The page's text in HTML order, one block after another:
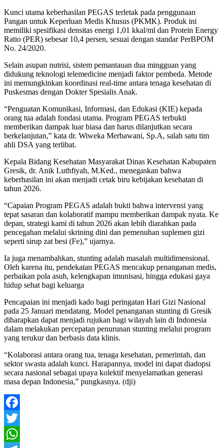
Kunci utama keberhasilan PEGAS terletak pada penggunaan
Pangan untuk Keperluan Medis Khusus (PKMK). Produk ini
memiliki spesifikasi densitas energi 1,01 kkal/ml dan Protein Energy
Ratio (PER) sebesar 10,4 persen, sesuai dengan standar PerBPOM
No. 24/2020.
Selain asupan nutrisi, sistem pemantauan dua mingguan yang
didukung teknologi telemedicine menjadi faktor pembeda. Metode
ini memungkinkan koordinasi real-time antara tenaga kesehatan di
Puskesmas dengan Dokter Spesialis Anak.
“Penguatan Komunikasi, Informasi, dan Edukasi (KIE) kepada
orang tua adalah fondasi utama. Program PEGAS terbukti
memberikan dampak luar biasa dan harus dilanjutkan secara
berkelanjutan,” kata dr. Wiweka Merbawani, Sp.A, salah satu tim
ahli DSA yang terlibat.
Kepala Bidang Kesehatan Masyarakat Dinas Kesehatan Kabupaten
Gresik, dr. Anik Luthfiyah, M.Ked., menegaskan bahwa
keberhasilan ini akan menjadi cetak biru kebijakan kesehatan di
tahun 2026.
“Capaian Program PEGAS adalah bukti bahwa intervensi yang
tepat sasaran dan kolaboratif mampu memberikan dampak nyata. Ke
depan, strategi kami di tahun 2026 akan lebih diarahkan pada
pencegahan melalui skrining dini dan pemenuhan suplemen gizi
seperti sirup zat besi (Fe),” ujarnya.
Ia juga menambahkan, stunting adalah masalah multidimensional.
Oleh karena itu, pendekatan PEGAS mencakup penanganan medis,
perbaikan pola asuh, kelengkapan imunisasi, hingga edukasi gaya
hidup sehat bagi keluarga
Pencapaian ini menjadi kado bagi peringatan Hari Gizi Nasional
pada 25 Januari mendatang. Model penanganan stunting di Gresik
diharapkan dapat menjadi rujukan bagi wilayah lain di Indonesia
dalam melakukan percepatan penurunan stunting melalui program
yang terukur dan berbasis data klinis.
“Kolaborasi antara orang tua, tenaga kesehatan, pemerintah, dan
sektor swasta adalah kunci. Harapannya, model ini dapat diadopsi
secara nasional sebagai upaya kolektif menyelamatkan generasi
masa depan Indonesia,” pungkasnya. (dji)
Facebook
Twitter